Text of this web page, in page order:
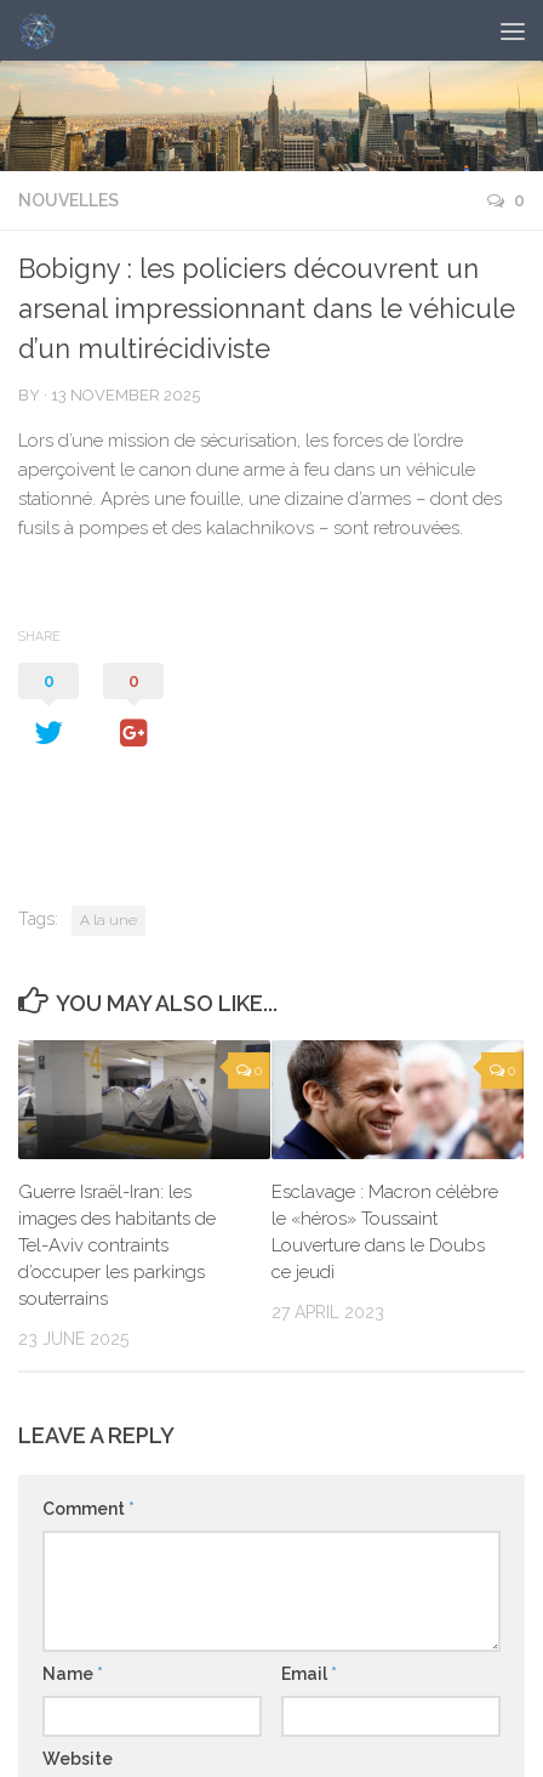
NOUVELLES 0
Bobigny : les policiers découvrent un
arsenal impressionnant dans le véhicule
d’un multirécidiviste
BY · 13 NOVEMBER 2025
Lors d’une mission de sécurisation, les forces de l’ordre
aperçoivent le canon dune arme à feu dans un véhicule
stationné. Après une fouille, une dizaine d’armes – dont des
fusils à pompes et des kalachnikovs – sont retrouvées.
SHARE
0 0
Tags: A la une
YOU MAY ALSO LIKE...
0
Guerre Israël-Iran: les
images des habitants de
Tel-Aviv contraints
d’occuper les parkings
souterrains
23 JUNE 2025
0
Esclavage : Macron célèbre
le «héros» Toussaint
Louverture dans le Doubs
ce jeudi
27 APRIL 2023
LEAVE A REPLY
Comment *
Name * Email *
Website